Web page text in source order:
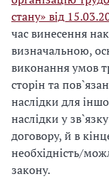
стану» від
час винесення
визначальною,
виконання умов
сторін та
наслідки для
наслідки у
договору, й в
необхідність/
закону.